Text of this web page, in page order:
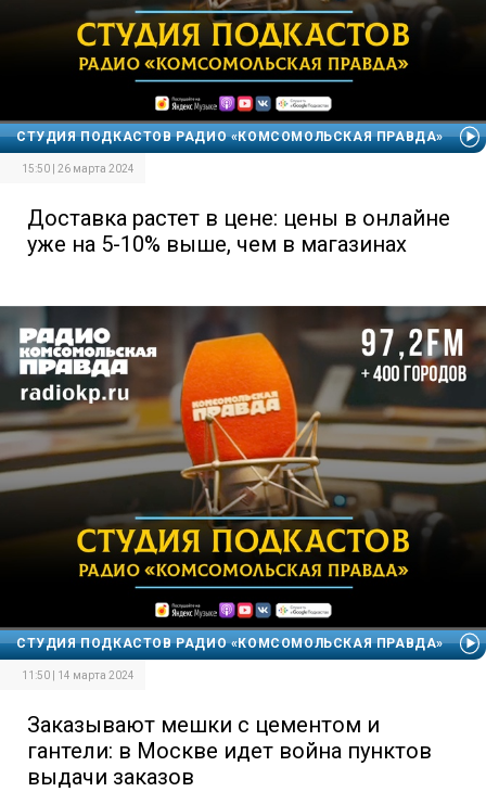
СТУДИЯ ПОДКАСТОВ РАДИО «КОМСОМОЛЬСКАЯ ПРАВДА»
15:50 | 26 марта 2024
Доставка растет в цене: цены в онлайне
уже на 5-10% выше, чем в магазинах
СТУДИЯ ПОДКАСТОВ РАДИО «КОМСОМОЛЬСКАЯ ПРАВДА»
11:50 | 14 марта 2024
Заказывают мешки с цементом и
гантели: в Москве идет война пунктов
выдачи заказов